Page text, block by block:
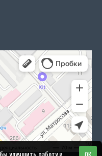
улучшить работу и